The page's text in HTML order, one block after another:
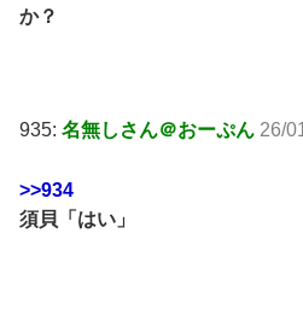
か？
935: 名無しさん＠おーぷん 26/
>>934
須貝「はい」